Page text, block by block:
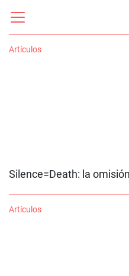
Artículos
Silence=Death: la
Artículos